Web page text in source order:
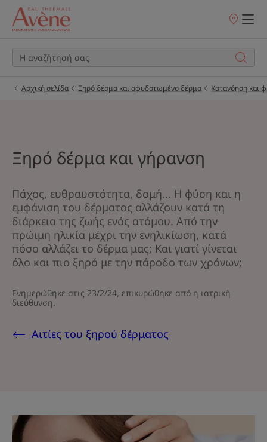
Σημεία
Αρχική σελίδα Ξηρό δέρμα και αφυδατωμένο δέρμα Κατανόηση και
Ξηρό δέρμα και γήρανση
Πάχος, ευθραυστότητα, δομή... Η φύση και η
εμφάνιση του δέρματος αλλάζουν κατά τη
διάρκεια της ζωής ενός ατόμου. Από την
πρώιμη ηλικία μέχρι την ενηλικίωση, κατά
πόσο αλλάζει το δέρμα μας; Και γιατί γίνεται
όλο και πιο ξηρό με την πάροδο των χρόνων;
Ενημερώθηκε στις 23/2/24, επικυρώθηκε από η ιατρική
διεύθυνση.
Αιτίες του ξηρού δέρματος